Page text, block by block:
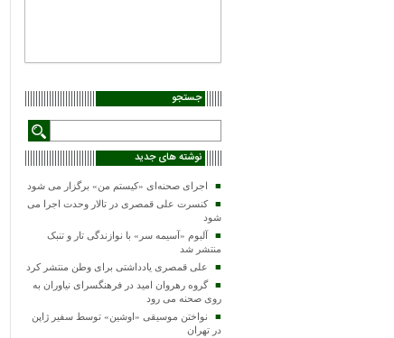
جستجو
نوشته های جدید
اجرای صحنه‌ای «کیستم من» برگزار می شود
کنسرت علی قمصری در تالار وحدت اجرا می
شود
آلبوم «آسیمه سر» با نوازندگی تار و تنبک
منتشر شد
علی قمصری یادداشتی برای وطن منتشر کرد
گروه رهروان امید در فرهنگسرای نیاوران به
روی صحنه می رود
نواختن موسیقی «اوشین» توسط سفیر ژاپن
در تهران